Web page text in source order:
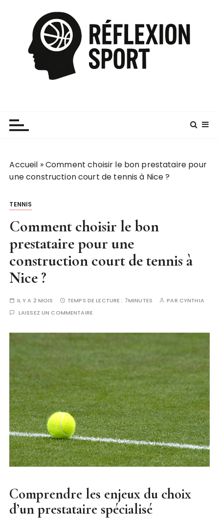
Accueil »Comment choisir le bon prestataire pour
une construction court de tennis à Nice ?
TENNIS
Comment choisir le bon
prestataire pour une
construction court de tennis à
Nice ?
IL Y A 2 MOIS TEMPS DE LECTURE : 7MINUTES PAR CYNTHIA
LAISSEZ UN COMMENTAIRE
Comprendre les enjeux du choix
d’un prestataire spécialisé